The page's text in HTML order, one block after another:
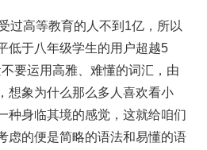
过高等教育的人不到1亿，所以
低于八年级学生的用户超越5
要运用高雅、难懂的词汇，由
想象为什么那么多人喜欢看小
种身临其境的感觉，这就给咱们
虑的便是简略的语法和易懂的语